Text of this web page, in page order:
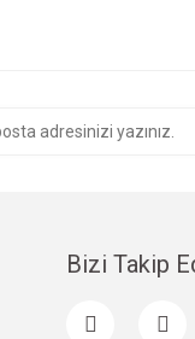
Bizi Takip